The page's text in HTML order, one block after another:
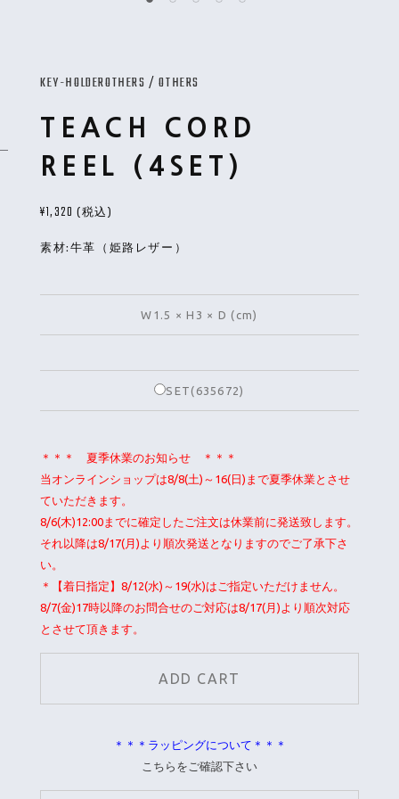
KEY-HOLDEROTHERS /OTHERS
TEACH CORD
REEL（4SET)
¥1,320(税込)
素材:牛革（姫路レザー）
W1.5 × H3 × D (cm)
SET(635672)
＊＊＊ 夏季休業のお知らせ ＊＊＊
当オンラインショップは8/8(土)～16(日)まで夏季休業とさせ
ていただきます。
8/6(木)12:00までに確定したご注文は休業前に発送致します。
それ以降は8/17(月)より順次発送となりますのでご了承下さ
い。
＊【着日指定】8/12(水)～19(水)はご指定いただけません。
8/7(金)17時以降のお問合せのご対応は8/17(月)より順次対応
とさせて頂きます。
＊＊＊ラッピングについて＊＊＊
こちらをご確認下さい